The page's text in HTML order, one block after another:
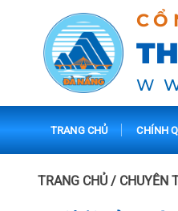
TRANG CHỦ CHÍNH
TRANG CHỦ / CHUYÊN